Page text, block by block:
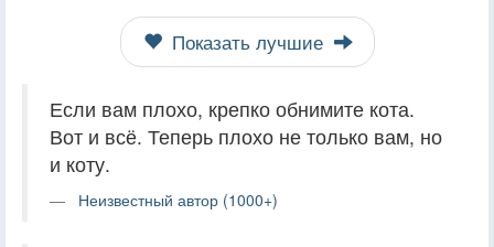
Показать лучшие
Если вам плохо, крепко обнимите кота.
Вот и всё. Теперь плохо не только вам, но
и коту.
Неизвестный автор (1000+)